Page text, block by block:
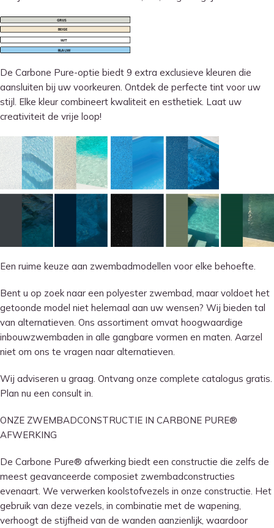
De Carbone Pure-optie biedt 9 extra exclusieve kleuren die
aansluiten bij uw voorkeuren. Ontdek de perfecte tint voor uw
stijl. Elke kleur combineert kwaliteit en esthetiek. Laat uw
creativiteit de vrije loop!
Een ruime keuze aan zwembadmodellen voor elke behoefte.
Bent u op zoek naar een polyester zwembad, maar voldoet het
getoonde model niet helemaal aan uw wensen? Wij bieden tal
van alternatieven. Ons assortiment omvat hoogwaardige
inbouwzwembaden in alle gangbare vormen en maten. Aarzel
niet om ons te vragen naar alternatieven.
Wij adviseren u graag. Ontvang onze complete catalogus gratis.
Plan nu een consult in.
ONZE ZWEMBADCONSTRUCTIE IN CARBONE PURE®
AFWERKING
De Carbone Pure® afwerking biedt een constructie die zelfs de
meest geavanceerde composiet zwembadconstructies
evenaart. We verwerken koolstofvezels in onze constructie. Het
gebruik van deze vezels, in combinatie met de wapening,
verhoogt de stijfheid van de wanden aanzienlijk, waardoor